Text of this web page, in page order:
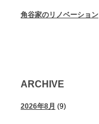
角谷家のリノベーション
ARCHIVE
2026年8月 (9)